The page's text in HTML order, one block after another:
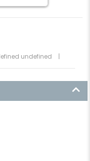
undefined |